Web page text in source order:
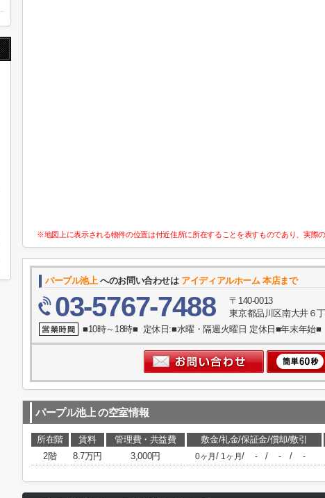
※地図上に表示される物件の位置は付近住所に所在することを表すものであり、実際
パープル池上へのお問い合わせは アイディアルホーム 本店まで
03-5767-7488
〒140-0013
東京都品川区南大井６
■10時～18時■ 定休日:■水曜・隔週火曜日 定休日■年末年始■
パープル池上 の空室情報
所在階 賃料 管理費・共益費 敷金/礼金/保証金/償却/敷引
2階
8.7万円 3,000円 0ヶ月/ 1ヶ月/ - / - / -